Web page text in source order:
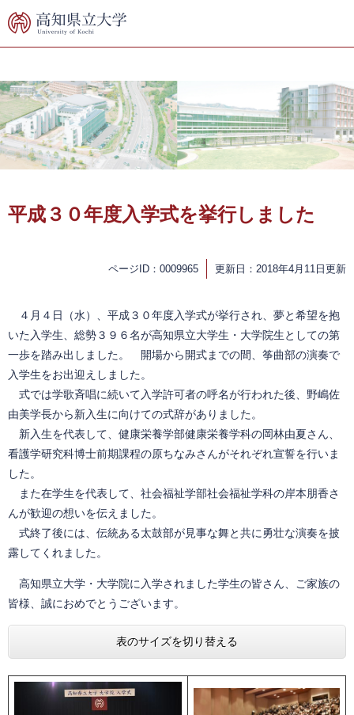
ー
頭
す。
ニ
飛
し
て
本
文平成３０年度入学式を挙行しました
ページID：0009965 更新日：2018年4月11日更新
４月４日（水）、平成３０年度入学式が挙行され、夢と希望を抱
いた入学生、総勢３９６名が高知県立大学生・大学院生としての第
一歩を踏み出しました。 開場から開式までの間、筝曲部の演奏で
入学生をお出迎えしました。
式では学歌斉唱に続いて入学許可者の呼名が行われた後、野嶋佐
由美学長から新入生に向けての式辞がありました。
新入生を代表して、健康栄養学部健康栄養学科の岡林由夏さん、
看護学研究科博士前期課程の原ちなみさんがそれぞれ宣誓を行いま
した。
また在学生を代表して、社会福祉学部社会福祉学科の岸本朋香さ
んが歓迎の想いを伝えました。
式終了後には、伝統ある太鼓部が見事な舞と共に勇壮な演奏を披
露してくれました。
高知県立大学・大学院に入学されました学生の皆さん、ご家族の
皆様、誠におめでとうございます。
表のサイズを切り替える